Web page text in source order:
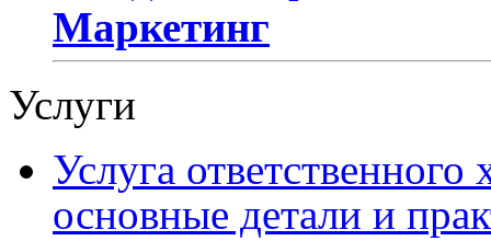
Маркетинг
Услуги
Услуга
основные детали и